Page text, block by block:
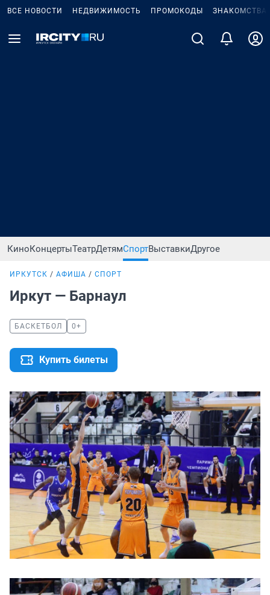
ВСЕ НОВОСТИ НЕДВИЖИМОСТЬ ПРОМОКОДЫ ЗНАКОМСТВА
КиноКонцертыТеатрДетямСпортВыставкиДругое
ИРКУТСК АФИША СПОРТ
Иркут — Барнаул
БАСКЕТБОЛ 0+
Купить билеты